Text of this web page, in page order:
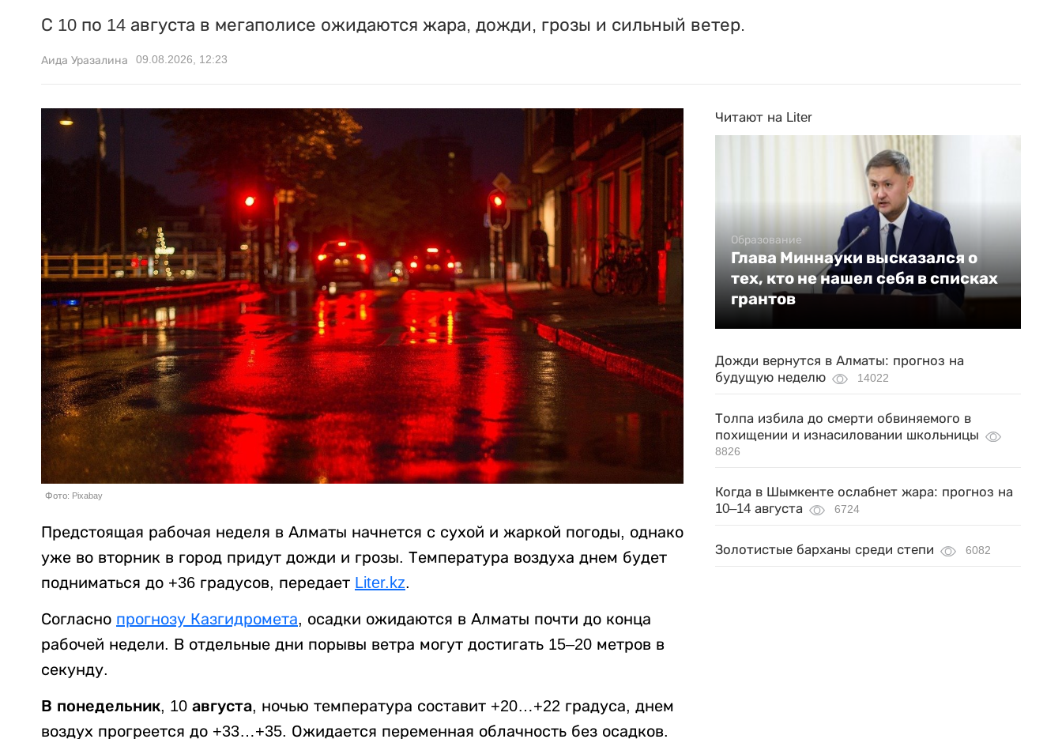
С 10 по 14 августа в мегаполисе ожидаются жара, дожди, грозы и сильный ветер.
Аида Уразалина 09.08.2026, 12:23
Фото: Pixabay
Предстоящая рабочая неделя в Алматы начнется с сухой и жаркой погоды, однако
уже во вторник в город придут дожди и грозы. Температура воздуха днем будет
подниматься до +36 градусов, передает Liter.kz.
Согласно прогнозу Казгидромета, осадки ожидаются в Алматы почти до конца
рабочей недели. В отдельные дни порывы ветра могут достигать 15–20 метров в
секунду.
В понедельник, 10 августа, ночью температура составит +20…+22 градуса, днем
воздух прогреется до +33…+35. Ожидается переменная облачность без осадков.
Читают на Liter
Образование
Глава Миннауки высказался о
тех, кто не нашел себя в списках
грантов
Дожди вернутся в Алматы: прогноз на
будущую неделю
14022
Толпа избила до смерти обвиняемого в
похищении и изнасиловании школьницы
8826
Когда в Шымкенте ослабнет жара: прогноз на
10–14 августа
6724
Золотистые барханы среди степи 6082